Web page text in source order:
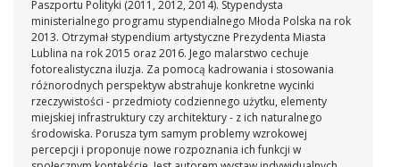
Paszportu Polityki (2011, 2012, 2014). Stypendysta
ministerialnego programu stypendialnego Młoda Polska na rok
2013. Otrzymał stypendium artystyczne Prezydenta Miasta
Lublina na rok 2015 oraz 2016. Jego malarstwo cechuje
fotorealistyczna iluzja. Za pomocą kadrowania i stosowania
różnorodnych perspektyw abstrahuje konkretne wycinki
rzeczywistości - przedmioty codziennego użytku, elementy
miejskiej infrastruktury czy architektury - z ich naturalnego
środowiska. Porusza tym samym problemy wzrokowej
percepcji i proponuje nowe rozpoznania ich funkcji w